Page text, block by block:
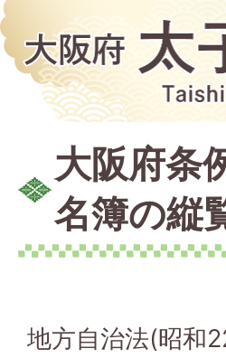
大阪府条
名簿の縦
地方自治法(昭和